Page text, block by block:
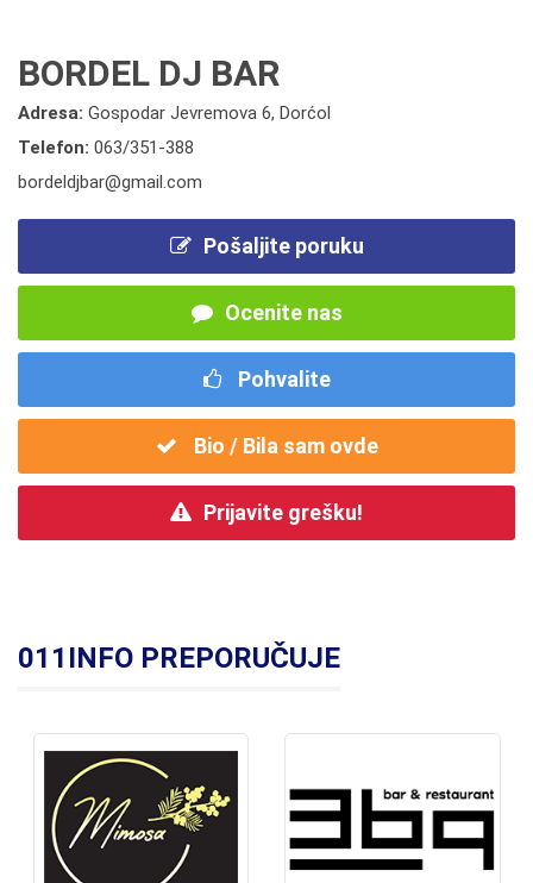
BORDEL DJ BAR
Adresa: Gospodar Jevremova 6, Dorćol
Telefon: 063/351-388
bordeldjbar@gmail.com
Pošaljite poruku
Ocenite nas
Pohvalite
Bio / Bila sam ovde
Prijavite grešku!
011INFO PREPORUČUJE